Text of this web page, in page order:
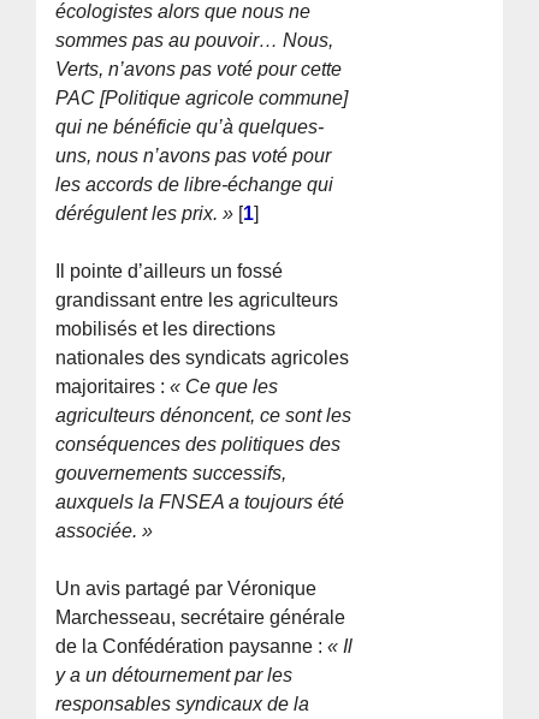
écologistes alors que nous ne
sommes pas au pouvoir… Nous,
Verts, n’avons pas voté pour cette
PAC [Politique agricole commune]
qui ne bénéficie qu’à quelques-
uns, nous n’avons pas voté pour
les accords de libre-échange qui
dérégulent les prix. » [1]
Il pointe d’ailleurs un fossé
grandissant entre les agriculteurs
mobilisés et les directions
nationales des syndicats agricoles
majoritaires :« Ce que les
agriculteurs dénoncent, ce sont les
conséquences des politiques des
gouvernements successifs,
auxquels la FNSEA a toujours été
associée. »
Un avis partagé par Véronique
Marchesseau, secrétaire générale
de la Confédération paysanne :« Il
y a un détournement par les
responsables syndicaux de la